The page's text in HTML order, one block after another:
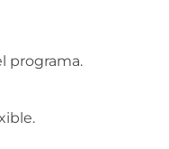
programa.